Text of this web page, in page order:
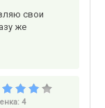
свои
же
4